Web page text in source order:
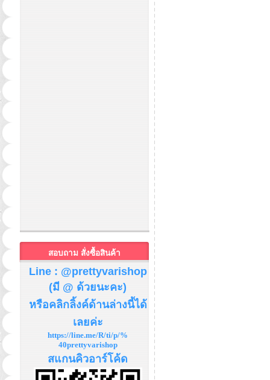
สอบถาม สั่งซื้อสินค้า
Line : @prettyvarishop
(มี @ ด้วยนะคะ)
หรือคลิกลิ้งค์ด้านล่างนี้ได้
เลยค่ะ
https://line.me/R/ti/p/%
40prettyvarishop
สแกนคิวอาร์โค้ด